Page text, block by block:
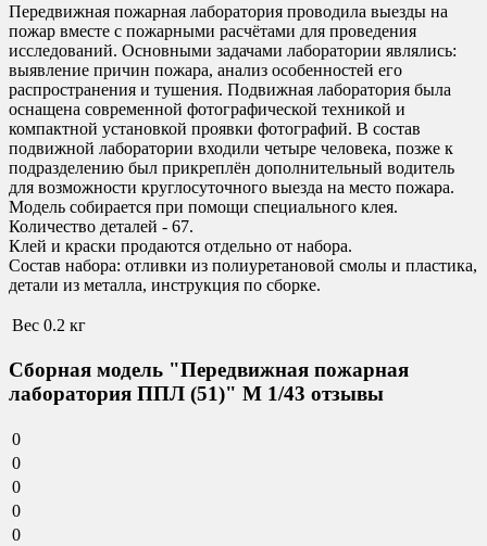
Передвижная пожарная лаборатория проводила выезды на
пожар вместе с пожарными расчётами для проведения
исследований. Основными задачами лаборатории являлись:
выявление причин пожара, анализ особенностей его
распространения и тушения. Подвижная лаборатория была
оснащена современной фотографической техникой и
компактной установкой проявки фотографий. В состав
подвижной лаборатории входили четыре человека, позже к
подразделению был прикреплён дополнительный водитель
для возможности круглосуточного выезда на место пожара.
Модель собирается при помощи специального клея.
Количество деталей - 67.
Клей и краски продаются отдельно от набора.
Состав набора: отливки из полиуретановой смолы и пластика,
детали из металла, инструкция по сборке.
Вес 0.2 кг
Сборная модель "Передвижная пожарная
лаборатория ППЛ (51)" М 1/43 отзывы
0
0
0
0
0